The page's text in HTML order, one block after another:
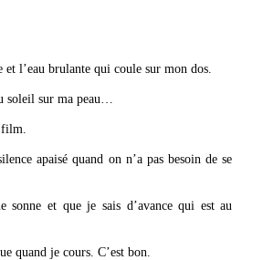
et l’eau brulante qui coule sur mon dos.
soleil sur ma peau…
film.
apaisé quand on n’a pas besoin de se
sonne et que je sais d’avance qui est au
quand je cours. C’est bon.